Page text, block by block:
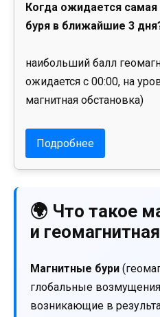
Когда ожидается самая
буря в ближайшие 3
наибольший балл
ожидается с 00:00, на
магнитная обстановка)
Подробнее
🌍 Что такое
и
Магнитные бури
глобальные
возникающие в